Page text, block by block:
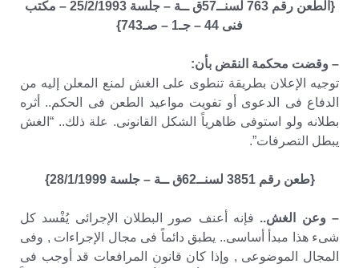
{الطعن رقم 763 لسنــ57ق ــة – جلسة 25/2/1993 – مكتب
فنى 44 – جـ1 – صـ743}
– وقضت محكمة النقض بأن:
توجيه الإعلان بطريقة تنطوى على الغش لمنع المعلن إليه من
الدفاع فى الدعوى أو تفويت مواعيد الطعن فى الحكم.. أثره
بطلانه ولو استوفى ظاهرياً الشكل القانونى. علة ذلك.. “الغش
يبطل التصرفات”.
{طعن رقم 3851 لسنــ62ق ــة – جلسة 28/1/1999}
– وعن الغش.. فإنه أعنف صور البطلان الإجرائى يُفْسد كل
شىء هذا مبدأ أساسى.. يطبق دائماً فى مجال الإجراءات , وفى
المجال الموضوعى , وإذا كان قانون المرافعات قد أوجب فى